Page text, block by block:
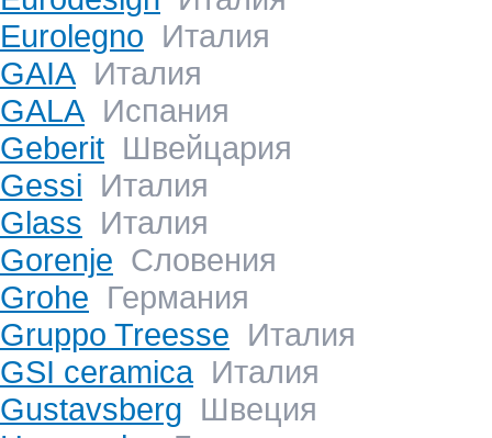
Eurolegno Италия
GAIA Италия
GALA Испания
Geberit Швейцария
Gessi Италия
Glass Италия
Gorenje Словения
Grohe Германия
Gruppo Treesse Италия
GSI ceramicaИталия
Gustavsberg Швеция